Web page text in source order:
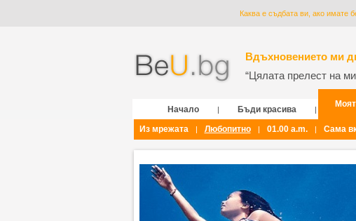
Каква е съдбата ви, ако имате
Вдъхновението ми
“Цялата прелест на
Начало | Бъди красива |
Из мрежата
| Любопитно | 01.00 a.m. | Сама